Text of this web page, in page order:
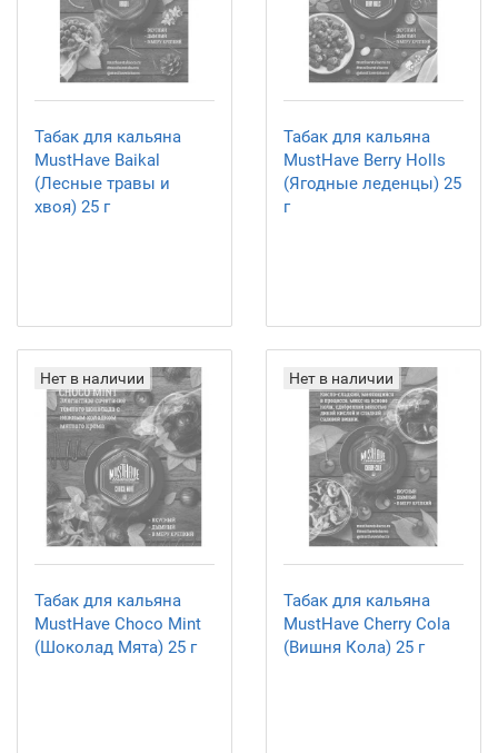
Табак для кальяна
MustHave Baikal
(Лесные травы и
хвоя) 25 г
Табак для кальяна
MustHave Berry Holls
(Ягодные леденцы) 25
г
Нет в наличии
Табак для кальяна
MustHave Choco Mint
(Шоколад Мята) 25 г
Нет в наличии
Табак для кальяна
MustHave Cherry Cola
(Вишня Кола) 25 г